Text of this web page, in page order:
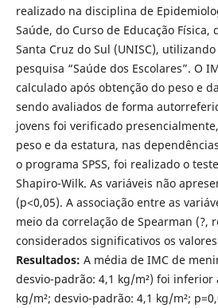
realizado na disciplina de
Saúde, do Curso de Educação Física,
Santa Cruz do Sul (UNISC),
pesquisa “Saúde dos Escolares”. O
calculado após obtenção do peso e
sendo avaliados de forma
jovens foi verificado
peso e da estatura, nas
o programa SPSS, foi realizado o
Shapiro-Wilk. As variáveis não
(p<0,05). A associação entre as
meio da correlação de Spearman (?,
considerados significativos os
Resultados: A média de IMC de
desvio-padrão: 4,1 kg/m²) foi inferior
kg/m²; desvio-padrão: 4,1 kg/m²;